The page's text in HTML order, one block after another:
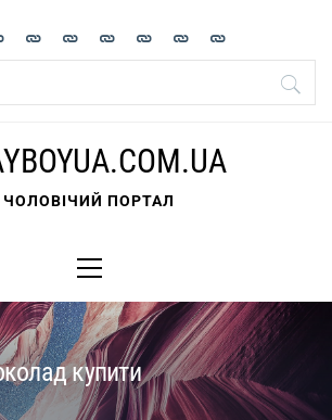
ЧОЛОВІЧИЙ ПОРТАЛ
Menu
купити